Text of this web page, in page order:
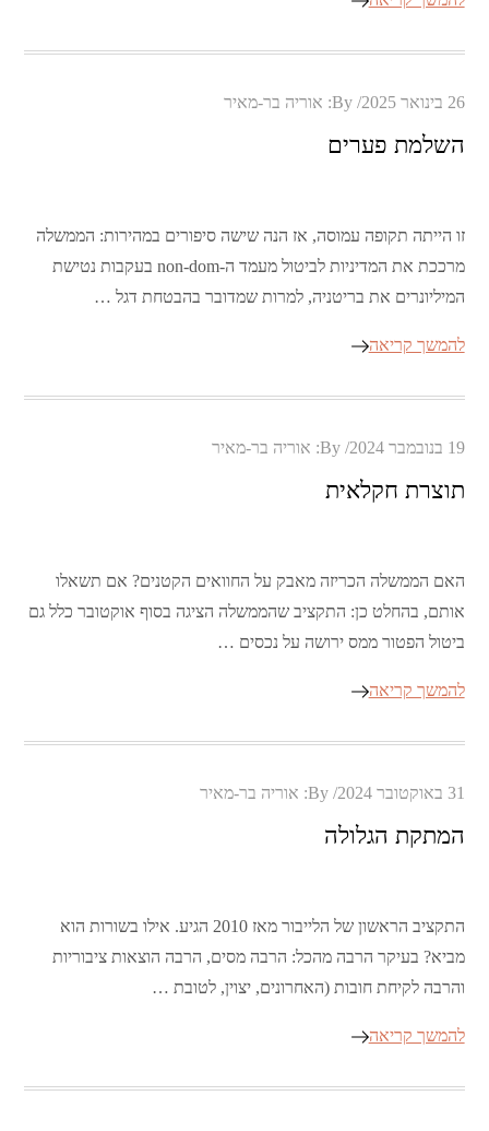
Posted
26 בינואר 2025 By: אוריה בר-מאיר
השלמת פערים
זו הייתה תקופה עמוסה, אז הנה שישה סיפורים במהירות: הממשלה
מרככת את המדיניות לביטול מעמד ה-non-dom בעקבות נטישת
המיליונרים את בריטניה, למרות שמדובר בהבטחת דגל …
להמשך קריאה
Posted
19 בנובמבר 2024 By: אוריה בר-מאיר
תוצרת חקלאית
האם הממשלה הכריזה מאבק על החוואים הקטנים? אם תשאלו
אותם, בהחלט כן: התקציב שהממשלה הציגה בסוף אוקטובר כלל גם
ביטול הפטור ממס ירושה על נכסים …
להמשך קריאה
Posted
31 באוקטובר 2024 By: אוריה בר-מאיר
המתקת הגלולה
התקציב הראשון של הלייבור מאז 2010 הגיע. אילו בשורות הוא
מביא? בעיקר הרבה מהכל: הרבה מסים, הרבה הוצאות ציבוריות
והרבה לקיחת חובות (האחרונים, יצוין, לטובת …
להמשך קריאה